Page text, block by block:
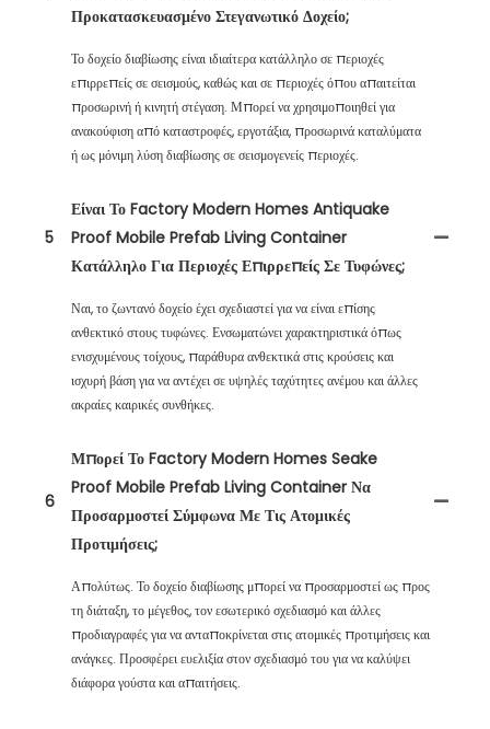
Προκατασκευασμένο Στεγανωτικό Δοχείο;
Το δοχείο διαβίωσης είναι ιδιαίτερα κατάλληλο σε περιοχές
επιρρεπείς σε σεισμούς, καθώς και σε περιοχές όπου απαιτείται
προσωρινή ή κινητή στέγαση. Μπορεί να χρησιμοποιηθεί για
ανακούφιση από καταστροφές, εργοτάξια, προσωρινά καταλύματα
ή ως μόνιμη λύση διαβίωσης σε σεισμογενείς περιοχές.
5
Είναι Το Factory Modern Homes Antiquake
Proof Mobile Prefab Living Container
Κατάλληλο Για Περιοχές Επιρρεπείς Σε Τυφώνες;
Ναι, το ζωντανό δοχείο έχει σχεδιαστεί για να είναι επίσης
ανθεκτικό στους τυφώνες. Ενσωματώνει χαρακτηριστικά όπως
ενισχυμένους τοίχους, παράθυρα ανθεκτικά στις κρούσεις και
ισχυρή βάση για να αντέχει σε υψηλές ταχύτητες ανέμου και άλλες
ακραίες καιρικές συνθήκες.
6
Μπορεί Το Factory Modern Homes Seake
Proof Mobile Prefab Living Container Να
Προσαρμοστεί Σύμφωνα Με Τις Ατομικές
Προτιμήσεις;
Απολύτως. Το δοχείο διαβίωσης μπορεί να προσαρμοστεί ως προς
τη διάταξη, το μέγεθος, τον εσωτερικό σχεδιασμό και άλλες
προδιαγραφές για να ανταποκρίνεται στις ατομικές προτιμήσεις και
ανάγκες. Προσφέρει ευελιξία στον σχεδιασμό του για να καλύψει
διάφορα γούστα και απαιτήσεις.